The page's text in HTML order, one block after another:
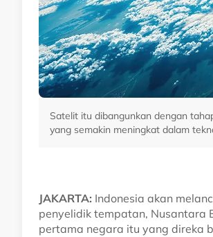
Satelit itu dibangunkan dengan
yang semakin meningkat dalam
JAKARTA: Indonesia akan
penyelidik tempatan, Nusantara
pertama negara itu yang direka